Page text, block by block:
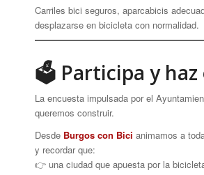
Carriles bici seguros, aparcabicis
desplazarse en bicicleta con normalidad.
🗳 Participa y haz
La encuesta impulsada por el
queremos construir.
Desde Burgos con Bici animamos a
y recordar que:
👉 una ciudad que apuesta por la